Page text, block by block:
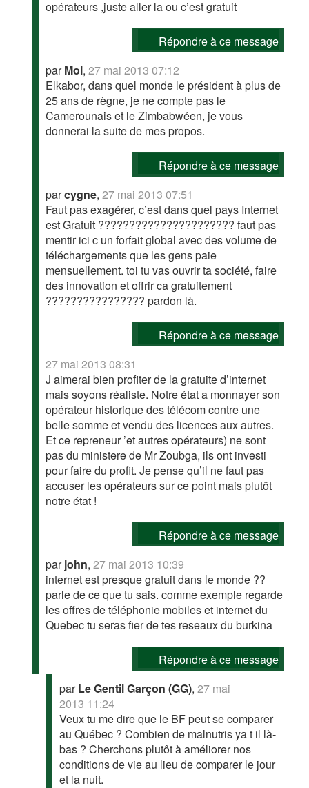
opérateurs ,juste aller la ou c’est gratuit
Répondre à ce message
parMoi,27 mai 2013 07:12
Elkabor, dans quel monde le président à plus de
25 ans de règne, je ne compte pas le
Camerounais et le Zimbabwéen, je vous
donnerai la suite de mes propos.
Répondre à ce message
parcygne,27 mai 2013 07:51
Faut pas exagérer, c’est dans quel pays Internet
est Gratuit ?????????????????????? faut pas
mentir ici c un forfait global avec des volume de
téléchargements que les gens paie
mensuellement. toi tu vas ouvrir ta société, faire
des innovation et offrir ca gratuitement
???????????????? pardon là.
Répondre à ce message
27 mai 2013 08:31
J aimerai bien profiter de la gratuite d’internet
mais soyons réaliste. Notre état a monnayer son
opérateur historique des télécom contre une
belle somme et vendu des licences aux autres.
Et ce repreneur ’et autres opérateurs) ne sont
pas du ministere de Mr Zoubga, ils ont investi
pour faire du profit. Je pense qu’il ne faut pas
accuser les opérateurs sur ce point mais plutôt
notre état !
Répondre à ce message
parjohn,27 mai 2013 10:39
internet est presque gratuit dans le monde ??
parle de ce que tu sais. comme exemple regarde
les offres de téléphonie mobiles et internet du
Quebec tu seras fier de tes reseaux du burkina
Répondre à ce message
parLe Gentil Garçon (GG),27 mai
2013 11:24
Veux tu me dire que le BF peut se comparer
au Québec ? Combien de malnutris ya t il là-
bas ? Cherchons plutôt à améliorer nos
conditions de vie au lieu de comparer le jour
et la nuit.